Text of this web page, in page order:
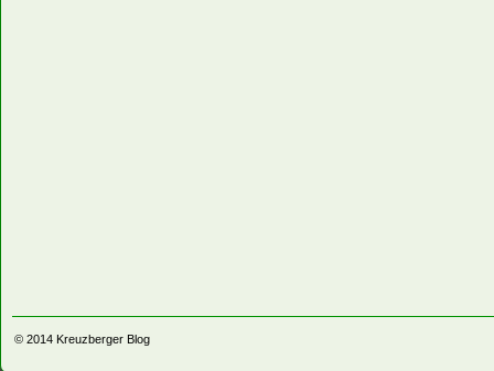
© 2014 Kreuzberger Blog